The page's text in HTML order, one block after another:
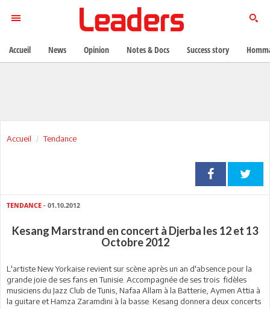
Accueil Tendance
TENDANCE - 01.10.2012
Kesang Marstrand en concert à Djerba les 12 et 13
Octobre 2012
L'artiste New Yorkaise revient sur scène après un an d'absence pour la
grande joie de ses fans en Tunisie. Accompagnée de ses trois fidèles
musiciens du Jazz Club de Tunis, Nafaa Allam à la Batterie, Aymen Attia à
la guitare et Hamza Zaramdini à la basse. Kesang donnera deux concerts
Accueil News Opinion Notes & Docs Success story